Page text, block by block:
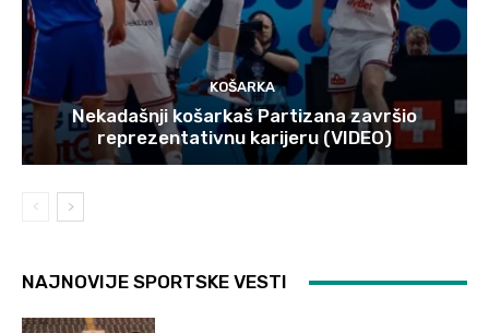
KOŠARKA
Nekadašnji košarkaš Partizana završio
reprezentativnu karijeru (VIDEO)
NAJNOVIJE SPORTSKE VESTI